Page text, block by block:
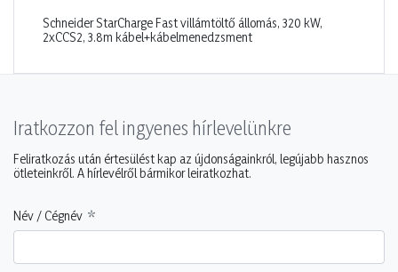
Schneider StarCharge Fast villámtöltő állomás, 320 kW,
2xCCS2, 3.8m kábel+kábelmenedzsment
Iratkozzon fel ingyenes hírlevelünkre
Feliratkozás után értesülést kap az újdonságainkról, legújabb hasznos
ötleteinkről. A hírlevélről bármikor leiratkozhat.
Név / Cégnév